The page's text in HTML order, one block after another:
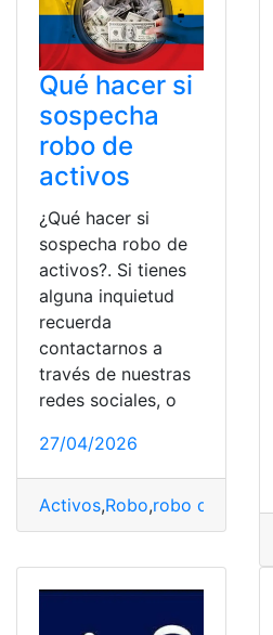
Qué hacer si
sospecha
robo de
activos
¿Qué hacer si
sospecha robo de
activos?. Si tienes
alguna inquietud
recuerda
contactarnos a
través de nuestras
redes sociales, o
27/04/2026
Activos,Robo,robo de activos